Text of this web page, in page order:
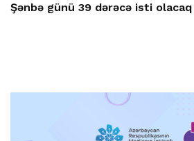
Şənbə günü 39 dərəcə isti olacaq